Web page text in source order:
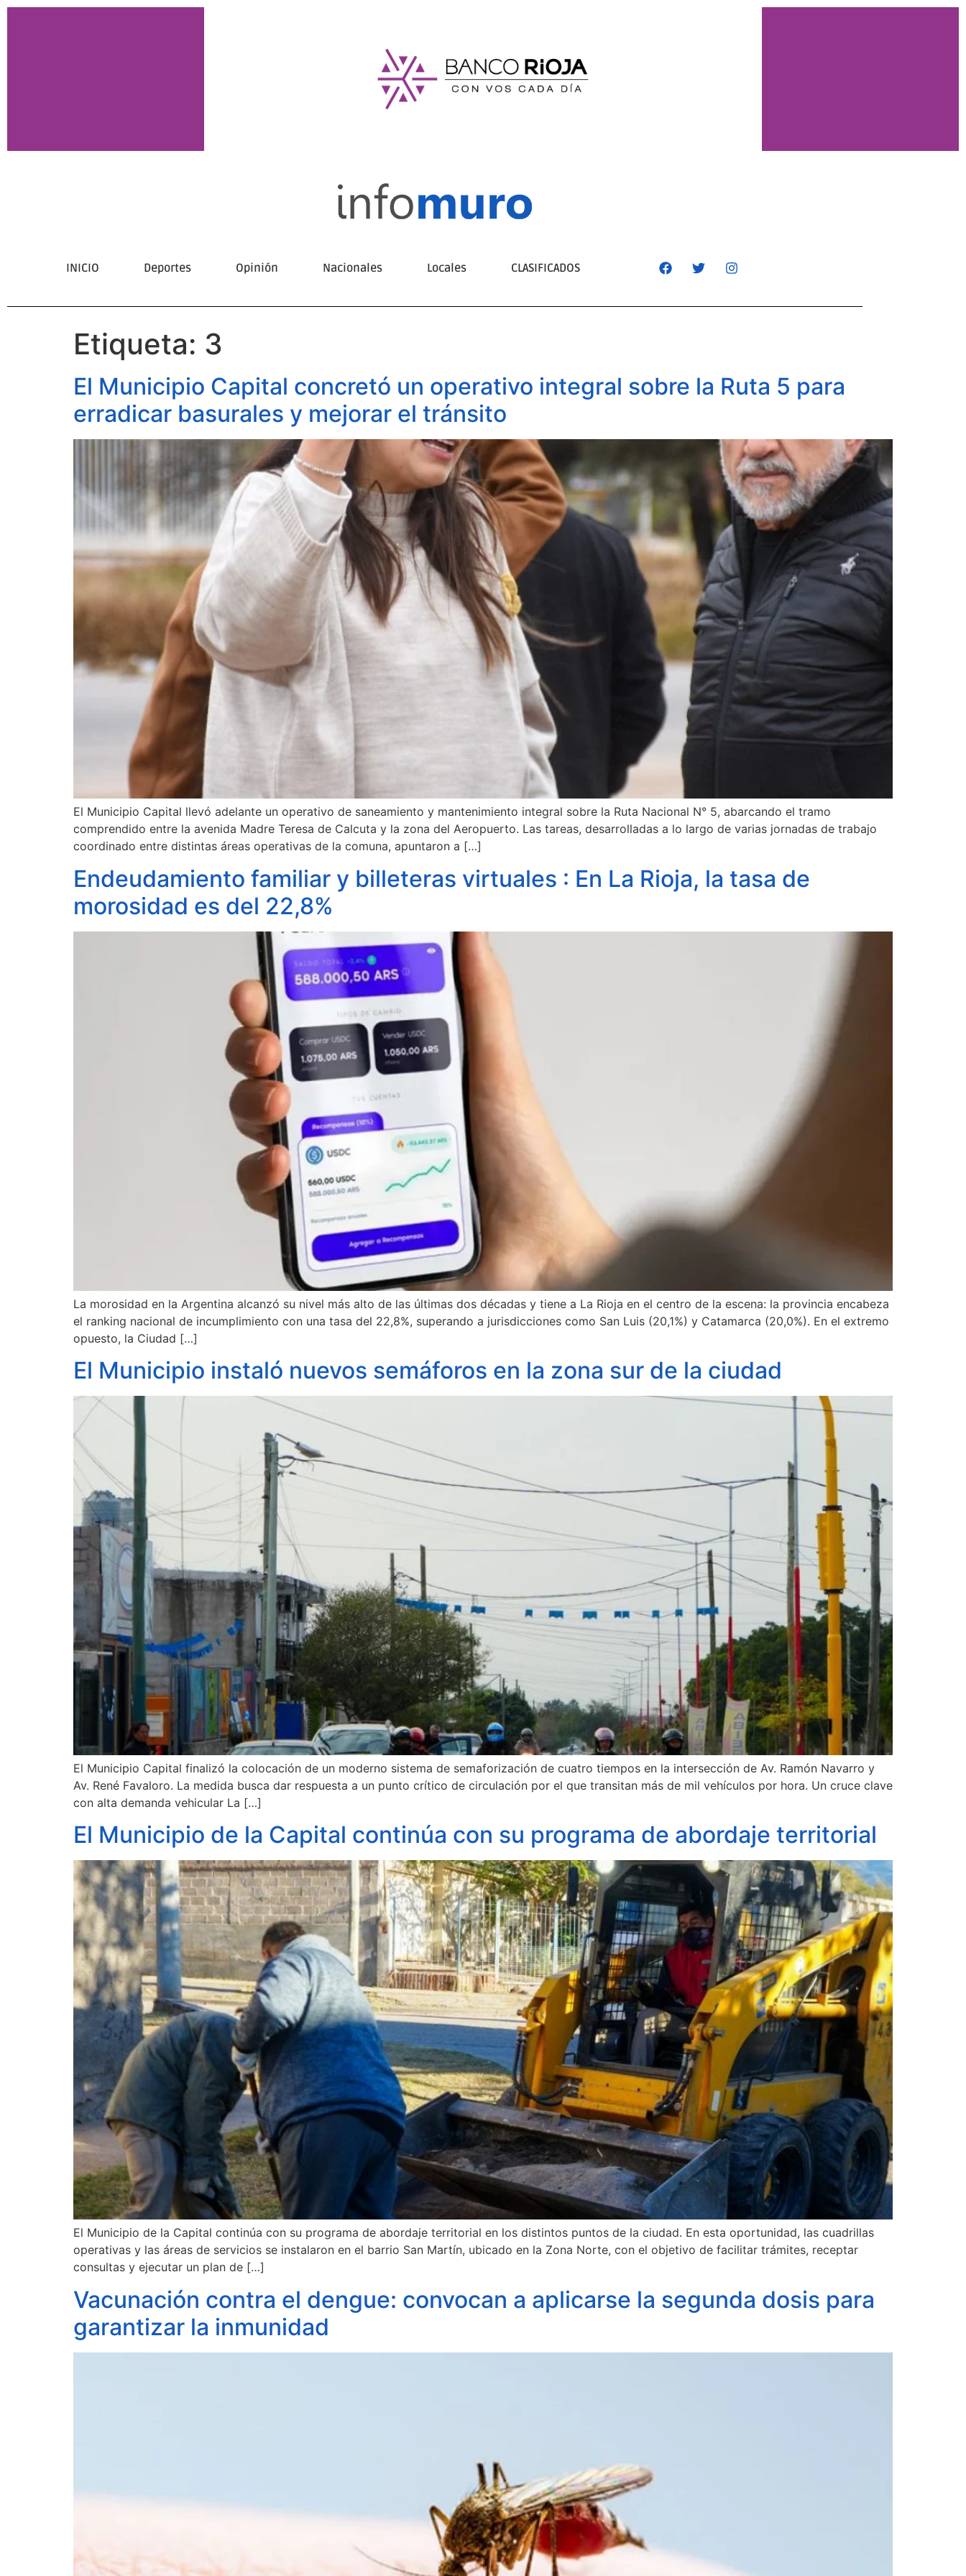
INICIO Deportes Opinión Nacionales Locales CLASIFICADOS
Etiqueta: 3
El Municipio Capital concretó un operativo integral sobre la Ruta 5 para
erradicar basurales y mejorar el tránsito
El Municipio Capital llevó adelante un operativo de saneamiento y mantenimiento integral sobre la Ruta Nacional N° 5, abarcando el tramo
comprendido entre la avenida Madre Teresa de Calcuta y la zona del Aeropuerto. Las tareas, desarrolladas a lo largo de varias jornadas de trabajo
coordinado entre distintas áreas operativas de la comuna, apuntaron a […]
Endeudamiento familiar y billeteras virtuales : En La Rioja, la tasa de
morosidad es del 22,8%
La morosidad en la Argentina alcanzó su nivel más alto de las últimas dos décadas y tiene a La Rioja en el centro de la escena: la provincia encabeza
el ranking nacional de incumplimiento con una tasa del 22,8%, superando a jurisdicciones como San Luis (20,1%) y Catamarca (20,0%). En el extremo
opuesto, la Ciudad […]
El Municipio instaló nuevos semáforos en la zona sur de la ciudad
El Municipio Capital finalizó la colocación de un moderno sistema de semaforización de cuatro tiempos en la intersección de Av. Ramón Navarro y
Av. René Favaloro. La medida busca dar respuesta a un punto crítico de circulación por el que transitan más de mil vehículos por hora. Un cruce clave
con alta demanda vehicular La […]
El Municipio de la Capital continúa con su programa de abordaje territorial
El Municipio de la Capital continúa con su programa de abordaje territorial en los distintos puntos de la ciudad. En esta oportunidad, las cuadrillas
operativas y las áreas de servicios se instalaron en el barrio San Martín, ubicado en la Zona Norte, con el objetivo de facilitar trámites, receptar
consultas y ejecutar un plan de […]
Vacunación contra el dengue: convocan a aplicarse la segunda dosis para
garantizar la inmunidad